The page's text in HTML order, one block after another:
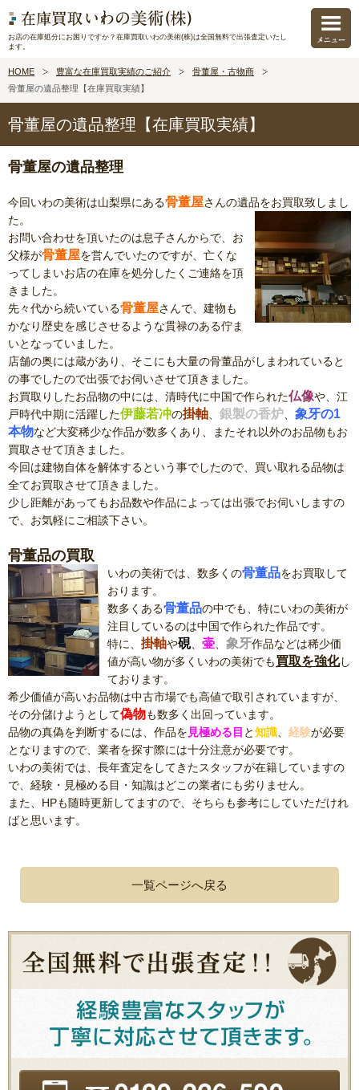
お店の在庫処分にお困りですか？在庫買取いわの美術(株)は全国無料で出張査定いたし
ます。
HOME 豊富な在庫買取実績のご紹介
骨董屋・古物商
骨董屋の遺品整理【在庫買取実績】
骨董屋の遺品整理【在庫買取実績】
骨董屋の遺品整理
今回いわの美術は山梨県にある骨董屋さんの遺品をお買取致しまし
た。
お問い合わせを頂いたのは息子さんからで、お
父様が骨董屋を営んでいたのですが、亡くな
ってしまいお店の在庫を処分したくご連絡を頂
きました。
先々代から続いている骨董屋さんで、建物も
かなり歴史を感じさせるような貫禄のある佇ま
いとなっていました。
店舗の奥には蔵があり、そこにも大量の骨董品がしまわれていると
の事でしたので出張でお伺いさせて頂きました。
お買取りしたお品物の中には、清時代に中国で作られた仏像や、江
戸時代中期に活躍した伊藤若冲の掛軸 銀製の香炉
象牙の1
本物など大変稀少な作品が数多くあり、またそれ以外のお品物もお
買取させて頂きました。
今回は建物自体を解体するという事でしたので、買い取れる品物は
全てお買取させて頂きました。
少し距離があってもお品数や作品によっては出張でお伺いしますの
で、お気軽にご相談下さい。
骨董品の買取
いわの美術では、数多くの骨董品をお買取して
おります。
数多くある骨董品の中でも、特にいわの美術が
注目しているのは中国で作られた作品です。
特に、 掛軸や硯、 壷 象牙作品などは稀少価
値が高い物が多くいわの美術でも買取を強化し
ております。
希少価値が高いお品物は中古市場でも高値で取引されていますが、
その分儲けようとして偽物も数多く出回っています。
品物の真偽を判断するには、作品を 見極める目 と知識 経験が必要
となりますので、業者を探す際には十分注意が必要です。
いわの美術では、長年査定をしてきたスタッフが在籍していますの
で、経験・見極める目・知識はどこの業者にも劣りません。
また、HPも随時更新してますので、そちらも参考にしていただけれ
ばと思います。
一覧ページへ戻る